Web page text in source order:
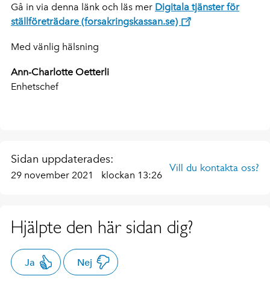
Gå in via denna länk och läs mer Digitala tjänster för
ställföreträdare (forsakringskassan.se)
Med vänlig hälsning
Ann-Charlotte Oetterli
Enhetschef
Sidan uppdaterades:
29 november 2021 klockan 13:26
Vill du kontakta oss?
Hjälpte den här sidan dig?
Ja Nej